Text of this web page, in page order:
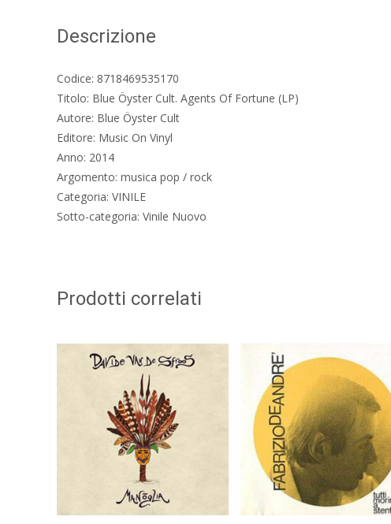
Descrizione
Codice: 8718469535170
Titolo: Blue Öyster Cult. Agents Of Fortune (LP)
Autore: Blue Öyster Cult
Editore: Music On Vinyl
Anno: 2014
Argomento: musica pop / rock
Categoria: VINILE
Sotto-categoria: Vinile Nuovo
Prodotti correlati